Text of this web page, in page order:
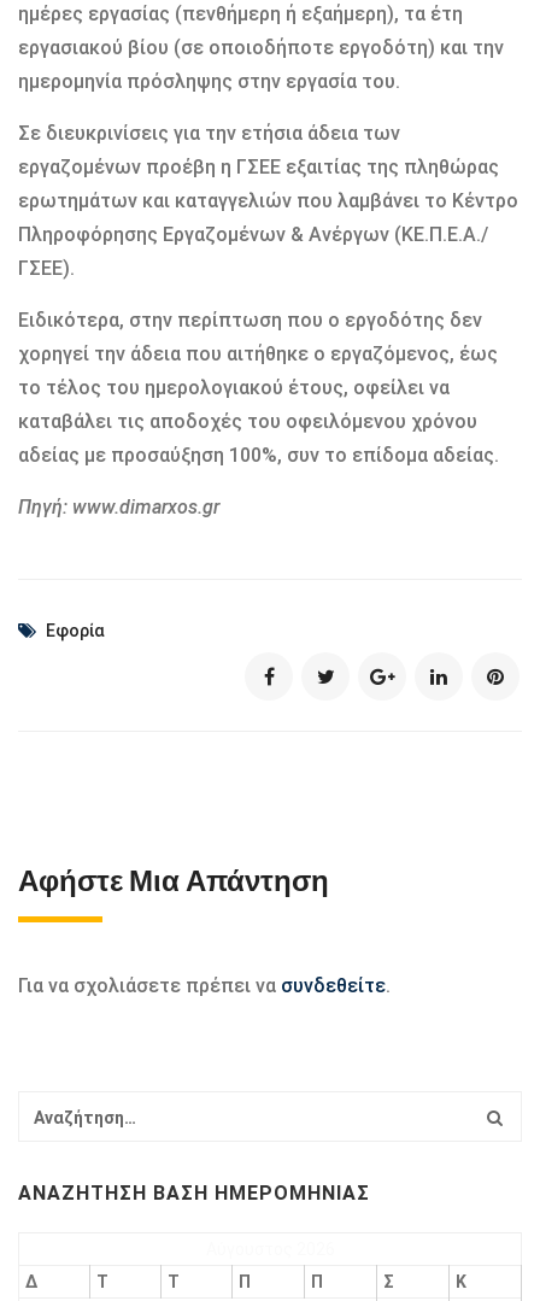
ημέρες εργασίας (πενθήμερη ή εξαήμερη), τα έτη
εργασιακού βίου (σε οποιοδήποτε εργοδότη) και την
ημερομηνία πρόσληψης στην εργασία του.
Σε διευκρινίσεις για την ετήσια άδεια των
εργαζομένων προέβη η ΓΣΕΕ εξαιτίας της πληθώρας
ερωτημάτων και καταγγελιών που λαμβάνει το Κέντρο
Πληροφόρησης Εργαζομένων & Ανέργων (ΚΕ.Π.Ε.Α./
ΓΣΕΕ).
Ειδικότερα, στην περίπτωση που ο εργοδότης δεν
χορηγεί την άδεια που αιτήθηκε ο εργαζόμενος, έως
το τέλος του ημερολογιακού έτους, οφείλει να
καταβάλει τις αποδοχές του οφειλόμενου χρόνου
αδείας με προσαύξηση 100%, συν το επίδομα αδείας.
Πηγή: www.dimarxos.gr
Εφορία
Αφήστε Μια Απάντηση
Για να σχολιάσετε πρέπει να συνδεθείτε.
ΑΝΑΖΉΤΗΣΗ ΒΆΣΗ ΗΜΕΡΟΜΗΝΊΑΣ
Δ
Τ Τ Π Π Σ Κ